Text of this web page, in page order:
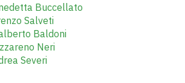
Buccellato
Salveti
Baldoni
Neri
Severi